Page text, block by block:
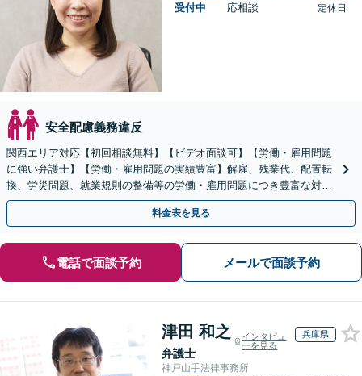
受付中
応相談
定休日
安全配慮義務違反
関西エリア対応【初回相談無料】【ビデオ面談可】【労働・雇用問題
に強い弁護士】【労働・雇用問題の実績豊富】解雇、残業代、配置転
換、労災問題、就業規則の整備等の労働・雇用問題につき豊富な対応
実績【完全個室対応】
料金表を見る
電話で面談予約 メールで面談予約
津田 和之
弁護士
インタビュ
ーを見る
兵庫県
神戸山手法律事務所